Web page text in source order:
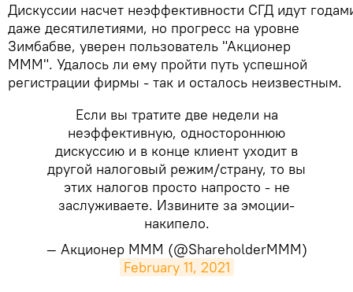
Дискуссии насчет неэффективности СГД идут
даже десятилетиями, но прогресс на уровне
Зимбабве, уверен пользователь "Акционер
МММ". Удалось ли ему пройти путь успешной
регистрации фирмы - так и осталось неизвестным.
Если вы тратите две недели на
неэффективную, одностороннюю
дискуссию и в конце клиент уходит в
другой налоговый режим/страну, то вы
этих налогов просто напросто - не
заслуживаете. Извините за эмоции-
накипело.
— Акционер MMM (@ShareholderMMM)
February 11, 2021